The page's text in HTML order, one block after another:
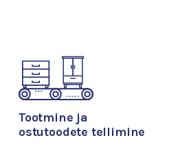
Tootmine ja
ostutoodete tellimine